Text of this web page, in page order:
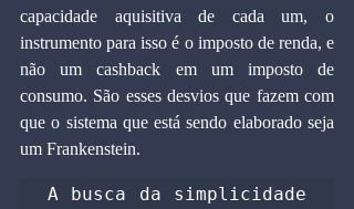
capacidade aquisitiva de cada um, o
instrumento para isso é o imposto de renda, e
não um cashback em um imposto de
consumo. São esses desvios que fazem com
que o sistema que está sendo elaborado seja
um Frankenstein.
A busca da simplicidade